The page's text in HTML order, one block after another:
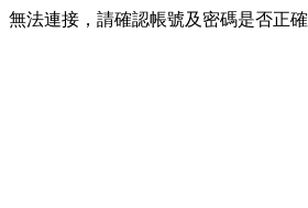
無法連接，請確認帳號及密碼是否正確